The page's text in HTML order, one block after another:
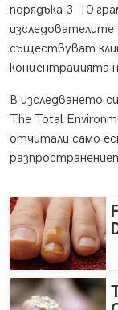
порядъка 3-10
изследователите
съществуват
концентрацията
В изследването
The Total
отчитали само